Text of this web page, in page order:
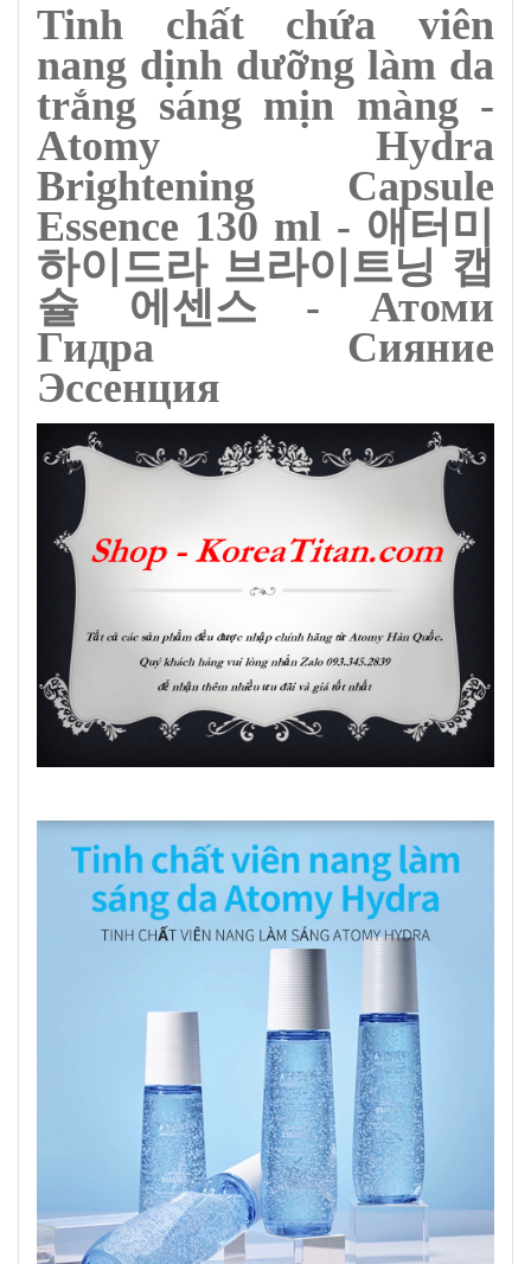
Tinh chất chứa viên
nang dịnh dưỡng làm da
trắng sáng mịn màng -
Atomy Hydra
Brightening Capsule
Essence 130 ml - 애터미
하이드라 브라이트닝 캡
슐 에센스 - Атоми
Гидра Сияние
Эссенция